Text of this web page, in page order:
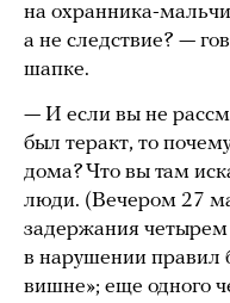
на охранника-
а не следствие? —
шапке.
— И если вы не
был теракт, то
дома? Что вы там
люди. (Вечером 27
задержания
в нарушении правил
вишне»; еще одного